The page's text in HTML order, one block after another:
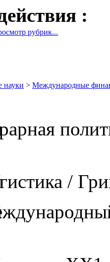
:
рубрик...
науки > Международные
/